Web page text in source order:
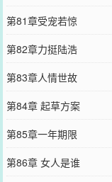
第81章受宠若惊
第82章力挺陆浩
第83章人情世故
第84章 起草方案
第85章一年期限
第86章 女人是谁